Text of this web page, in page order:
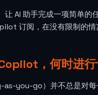
让 AI 助手完成一项简单的
订阅，在没有限制的情
，何时进
as-you-go）并不总是对每